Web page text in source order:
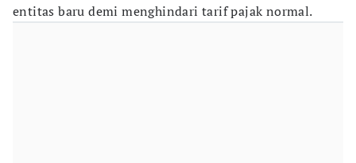
entitas baru demi menghindari tarif pajak normal.